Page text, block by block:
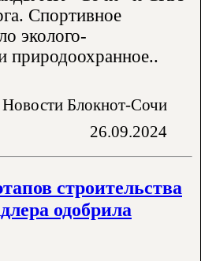
Спортивное
эколого-
природоохранное..
Блокнот-Сочи
26.09.2024
строительства
одобрила